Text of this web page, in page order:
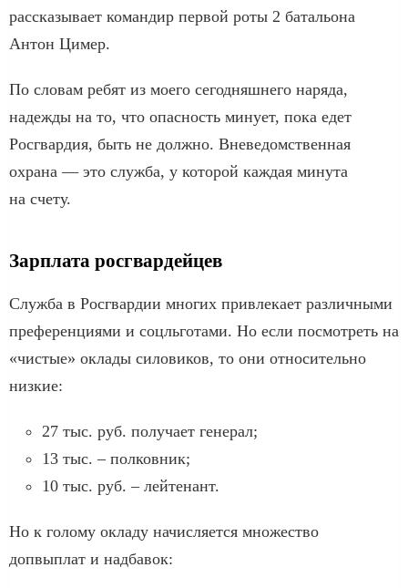
рассказывает командир первой роты 2 батальона
Антон Цимер.
По словам ребят из моего сегодняшнего наряда,
надежды на то, что опасность минует, пока едет
Росгвардия, быть не должно. Вневедомственная
охрана — это служба, у которой каждая минута
на счету.
Зарплата росгвардейцев
Служба в Росгвардии многих привлекает различными
преференциями и соцльготами. Но если посмотреть на
«чистые» оклады силовиков, то они относительно
низкие:
27 тыс. руб. получает генерал;
13 тыс. – полковник;
10 тыс. руб. – лейтенант.
Но к голому окладу начисляется множество
допвыплат и надбавок: